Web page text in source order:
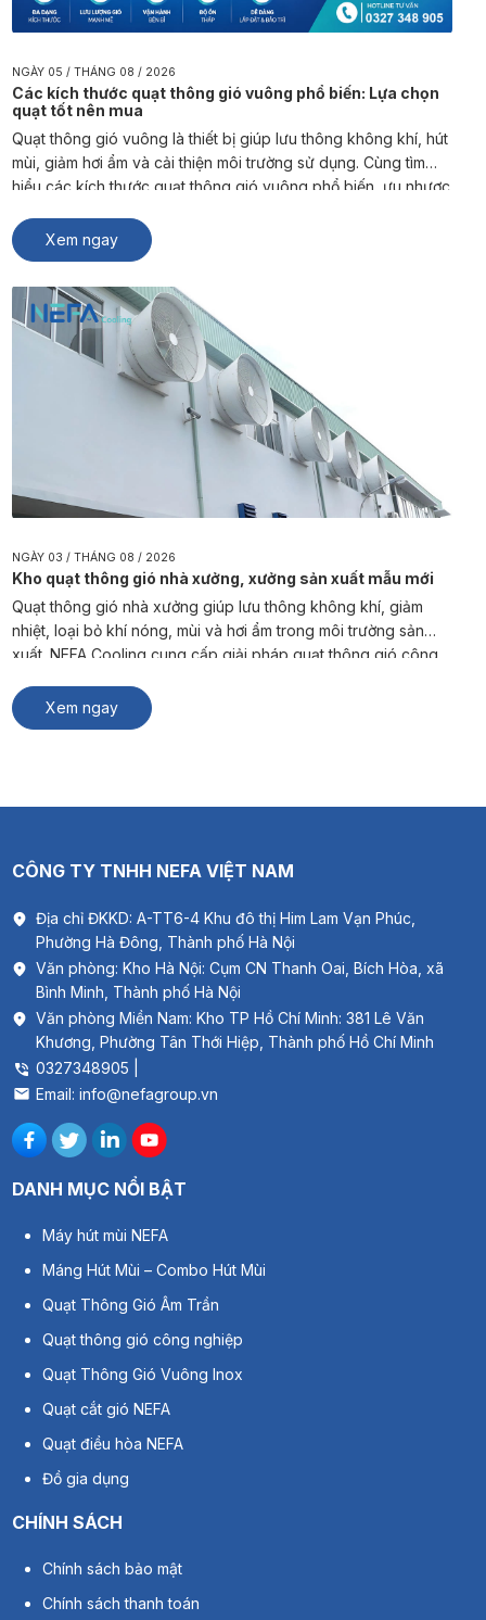
NGÀY 05 / THÁNG 08 / 2026
Các kích thước quạt thông gió vuông phổ biến: Lựa chọn
quạt tốt nên mua
Quạt thông gió vuông là thiết bị giúp lưu thông không khí, hút
mùi, giảm hơi ẩm và cải thiện môi trường sử dụng. Cùng tìm
hiểu các kích thước quạt thông gió vuông phổ biến, ưu nhược
Quạt thông gió vuông là […]
Xem ngay
NGÀY 03 / THÁNG 08 / 2026
Kho quạt thông gió nhà xưởng, xưởng sản xuất mẫu mới
Quạt thông gió nhà xưởng giúp lưu thông không khí, giảm
nhiệt, loại bỏ khí nóng, mùi và hơi ẩm trong môi trường sản
xuất. NEFA Cooling cung cấp giải pháp quạt thông gió công
Xem thêm: Thông gió biệt thự Quạt […]
Xem ngay
CÔNG TY TNHH NEFA VIỆT NAM
Địa chỉ ĐKKD: A-TT6-4 Khu đô thị Him Lam Vạn Phúc,
Phường Hà Đông, Thành phố Hà Nội
Văn phòng: Kho Hà Nội: Cụm CN Thanh Oai, Bích Hòa, xã
Bình Minh, Thành phố Hà Nội
Văn phòng Miền Nam: Kho TP Hồ Chí Minh: 381 Lê Văn
Khương, Phường Tân Thới Hiệp, Thành phố Hồ Chí Minh
0327348905 |
Email: info@nefagroup.vn
DANH MỤC NỔI BẬT
Máy hút mùi NEFA
Máng Hút Mùi – Combo Hút Mùi
Quạt Thông Gió Âm Trần
Quạt thông gió công nghiệp
Quạt Thông Gió Vuông Inox
Quạt cắt gió NEFA
Quạt điều hòa NEFA
Đồ gia dụng
CHÍNH SÁCH
Chính sách bảo mật
Chính sách thanh toán